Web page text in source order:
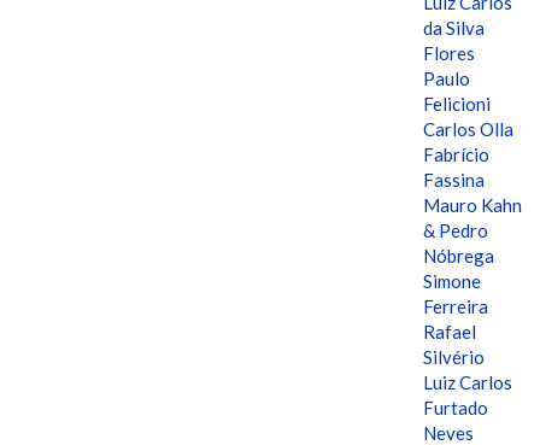
da Silva
Flores
Paulo
Felicioni
Carlos Olla
Fabrício
Fassina
Mauro Kahn
& Pedro
Nóbrega
Simone
Ferreira
Rafael
Silvério
Luiz Carlos
Furtado
Neves